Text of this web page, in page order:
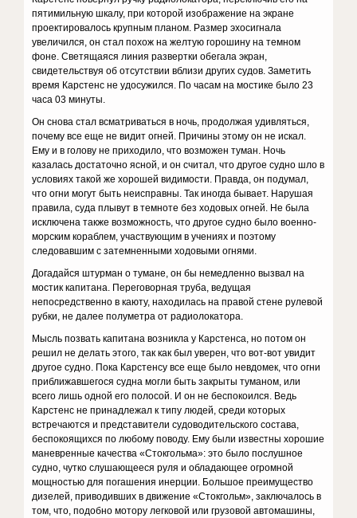
пятимильную шкалу, при которой изображение на экране
проектировалось крупным планом. Размер эхосигнала
увеличился, он стал похож на желтую горошину на темном
фоне. Светящаяся линия развертки обегала экран,
свидетельствуя об отсутствии вблизи других судов. Заметить
время Карстенс не удосужился. По часам на мостике было 23
часа 03 минуты.
Он снова стал всматриваться в ночь, продолжая удивляться,
почему все еще не видит огней. Причины этому он не искал.
Ему и в голову не приходило, что возможен туман. Ночь
казалась достаточно ясной, и он считал, что другое судно шло в
условиях такой же хорошей видимости. Правда, он подумал,
что огни могут быть неисправны. Так иногда бывает. Нарушая
правила, суда плывут в темноте без ходовых огней. Не была
исключена также возможность, что другое судно было военно-
морским кораблем, участвующим в учениях и поэтому
следовавшим с затемненными ходовыми огнями.
Догадайся штурман о тумане, он бы немедленно вызвал на
мостик капитана. Переговорная труба, ведущая
непосредственно в каюту, находилась на правой стене рулевой
рубки, не далее полуметра от радиолокатора.
Мысль позвать капитана возникла у Карстенса, но потом он
решил не делать этого, так как был уверен, что вот-вот увидит
другое судно. Пока Карстенсу все еще было невдомек, что огни
приближавшегося судна могли быть закрыты туманом, или
всего лишь одной его полосой. И он не беспокоился. Ведь
Карстенс не принадлежал к типу людей, среди которых
встречаются и представители судоводительского состава,
беспокоящихся по любому поводу. Ему были известны хорошие
маневренные качества «Стокгольма»: это было послушное
судно, чутко слушающееся руля и обладающее огромной
мощностью для погашения инерции. Большое преимущество
дизелей, приводивших в движение «Стокгольм», заключалось в
том, что, подобно мотору легковой или грузовой автомашины,